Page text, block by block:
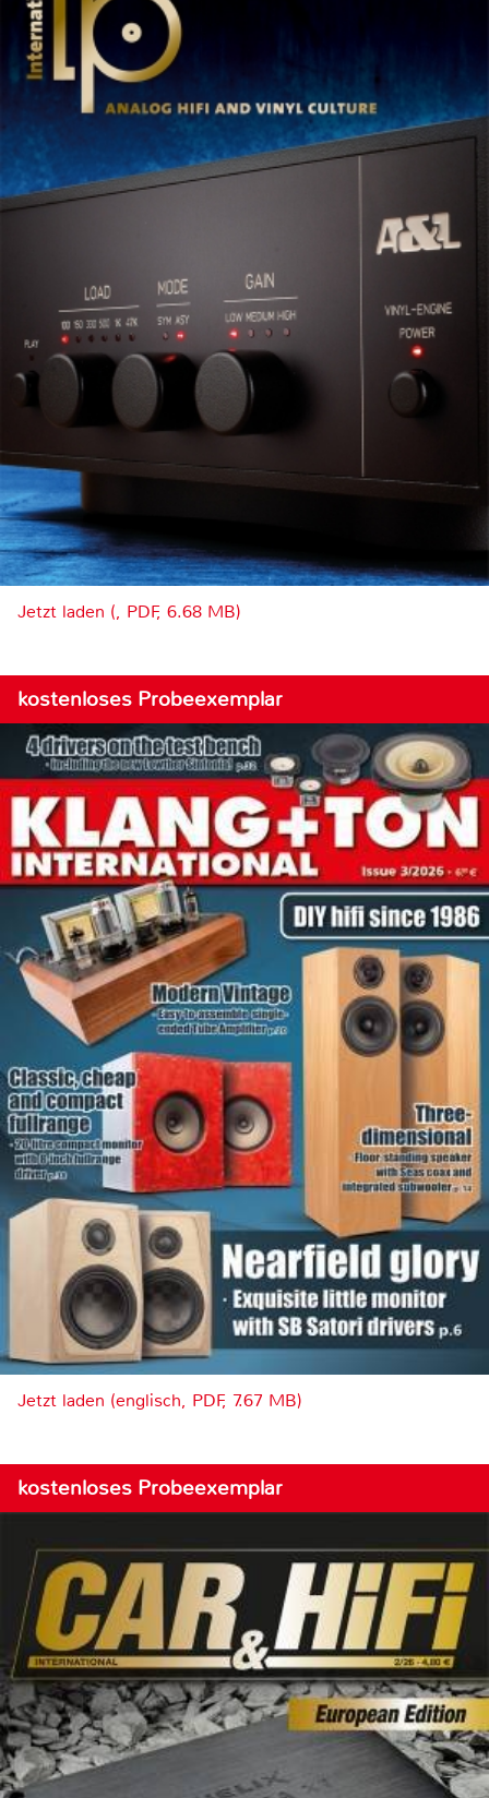
Jetzt laden (, PDF, 6.68 MB)
kostenloses Probeexemplar
Jetzt laden (englisch, PDF, 7.67 MB)
kostenloses Probeexemplar